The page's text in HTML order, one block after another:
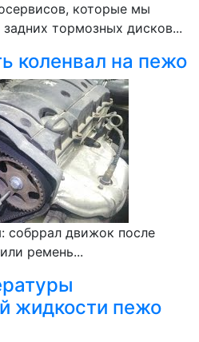
которые мы
тормозных дисков...
коленвал на пежо
собррал движок после
ремень...
жидкости пежо